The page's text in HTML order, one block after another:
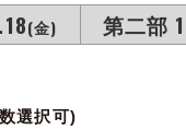
(金) 第二部
選択可)